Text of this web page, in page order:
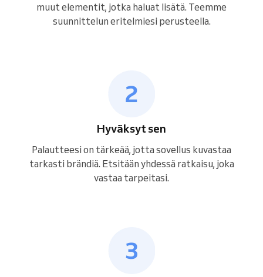
muut elementit, jotka haluat lisätä. Teemme
suunnittelun eritelmiesi perusteella.
Hyväksyt sen
Palautteesi on tärkeää, jotta sovellus kuvastaa
tarkasti brändiä. Etsitään yhdessä ratkaisu, joka
vastaa tarpeitasi.